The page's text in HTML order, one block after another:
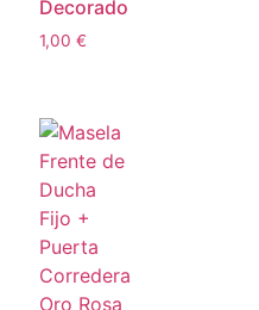
Decorado
1,00 €